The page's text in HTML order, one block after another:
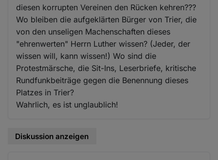
diesen korrupten Vereinen den Rücken kehren???
Wo bleiben die aufgeklärten Bürger von Trier, die
von den unseligen Machenschaften dieses
"ehrenwerten" Herrn Luther wissen? (Jeder, der
wissen will, kann wissen!) Wo sind die
Protestmärsche, die Sit-Ins, Leserbriefe, kritische
Rundfunkbeiträge gegen die Benennung dieses
Platzes in Trier?
Wahrlich, es ist unglaublich!
Diskussion anzeigen